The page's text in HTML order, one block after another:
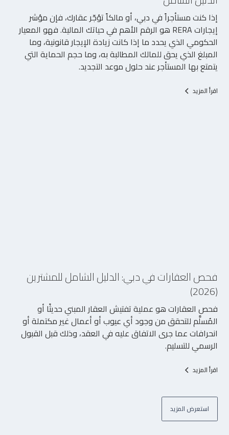
إذا كنت مستأجراً في دبي، أو مالكاً تؤجّر عقارك، فإن مؤشر
إيجارات RERA هو الرقم الأهم في حياتك المالية. فهو المعيار
الحكومي الذي يحدد ما إذا كانت زيادة الإيجار قانونية، وما
المبلغ الذي يحق للمالك المطالبة به، وما حجم الحماية التي
يتمتع بها المستأجر عند حلول موعد التجديد.
اقرأ المزيد
فحص العقارات في دبي: الدليل الشامل للمشترين
(2026)
فحص العقارات هو عملية تفتيش العقار المبني حديثًا أو
المُسلَّم للتحقق من وجود أي عيوب أو أعمال غير مكتملة أو
انحرافات عما جرى الاتفاق عليه في العقد، وذلك قبل القبول
الرسمي للتسليم.
اقرأ المزيد
استعرض المزيد